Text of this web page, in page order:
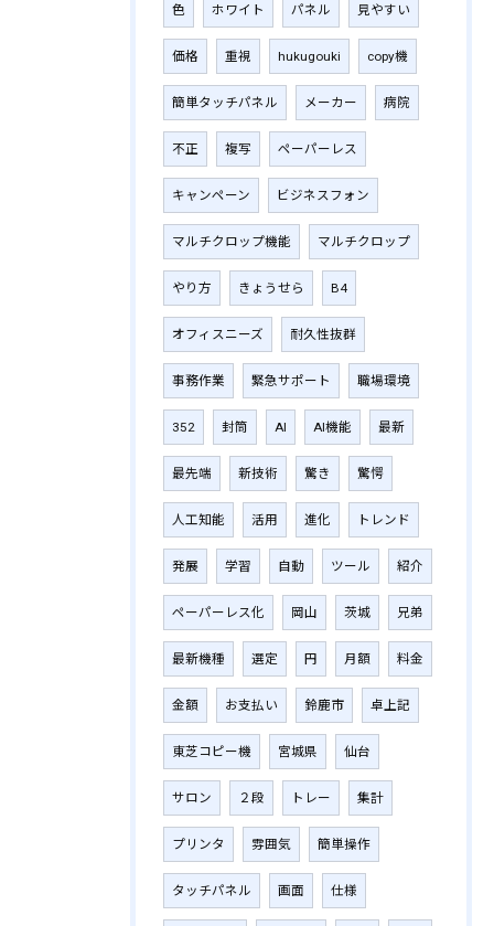
色 ホワイト パネル 見やすい
価格 重視 hukugouki copy機
簡単タッチパネル メーカー 病院
不正 複写 ペーパーレス
キャンペーン ビジネスフォン
マルチクロップ機能 マルチクロップ
やり方 きょうせら B4
オフィスニーズ 耐久性抜群
事務作業 緊急サポート 職場環境
352 封筒 AI AI機能 最新
最先端 新技術 驚き 驚愕
人工知能 活用 進化 トレンド
発展 学習 自動 ツール 紹介
ペーパーレス化 岡山 茨城 兄弟
最新機種 選定 円 月額 料金
金額 お支払い 鈴鹿市 卓上記
東芝コピー機 宮城県 仙台
サロン ２段 トレー 集計
プリンタ 雰囲気 簡単操作
タッチパネル 画面 仕様